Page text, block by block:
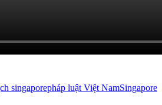
singaporepháp luật Việt NamSingapore